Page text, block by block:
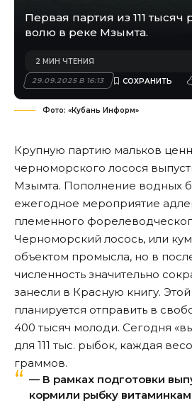
Первая партия из 111
волю в реке Мзымта.
29.09.2025 В 16:13
2 МИН ЧТЕНИЯ
Фото: «Кубань Информ»
Крупную партию мальков
черноморского лосося
Мзымта. Пополнение водных
ежегодное мероприятие
племенного
Черноморский лосось, или
объектом промысла, но в
численность значительно
занесли в Красную книгу.
планируется отправить в
400 тысяч молоди. Сегодня
для 111 тыс. рыбок, каждая
граммов.
— В рамках подготовки
кормили рыбку